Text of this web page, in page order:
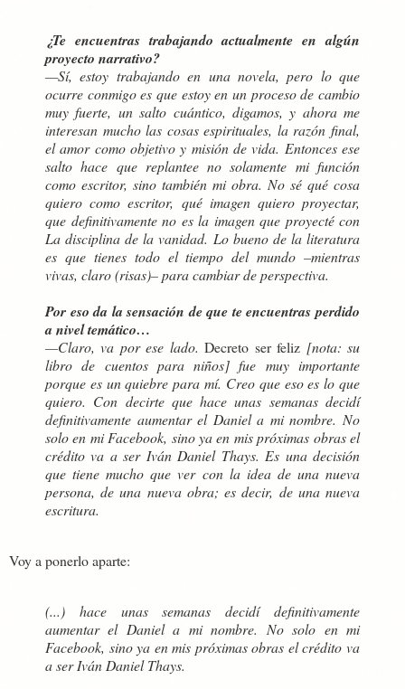
¿Te encuentras trabajando actualmente en algún
proyecto narrativo?
—Sí, estoy trabajando en una novela, pero lo que
ocurre conmigo es que estoy en un proceso de cambio
muy fuerte, un salto cuántico, digamos, y ahora me
interesan mucho las cosas espirituales, la razón final,
el amor como objetivo y misión de vida. Entonces ese
salto hace que replantee no solamente mi función
como escritor, sino también mi obra. No sé qué cosa
quiero como escritor, qué imagen quiero proyectar,
que definitivamente no es la imagen que proyecté con
La disciplina de la vanidad. Lo bueno de la literatura
es que tienes todo el tiempo del mundo –mientras
vivas, claro (risas)– para cambiar de perspectiva.
Por eso da la sensación de que te encuentras perdido
a nivel temático…
—Claro, va por ese lado.Decreto ser feliz [nota: su
libro de cuentos para niños] fue muy importante
porque es un quiebre para mí. Creo que eso es lo que
quiero. Con decirte que hace unas semanas decidí
definitivamente aumentar el Daniel a mi nombre. No
solo en mi Facebook, sino ya en mis próximas obras el
crédito va a ser Iván Daniel Thays. Es una decisión
que tiene mucho que ver con la idea de una nueva
persona, de una nueva obra; es decir, de una nueva
escritura.
Voy a ponerlo aparte:
(...) hace unas semanas decidí definitivamente
aumentar el Daniel a mi nombre. No solo en mi
Facebook, sino ya en mis próximas obras el crédito va
a ser Iván Daniel Thays.